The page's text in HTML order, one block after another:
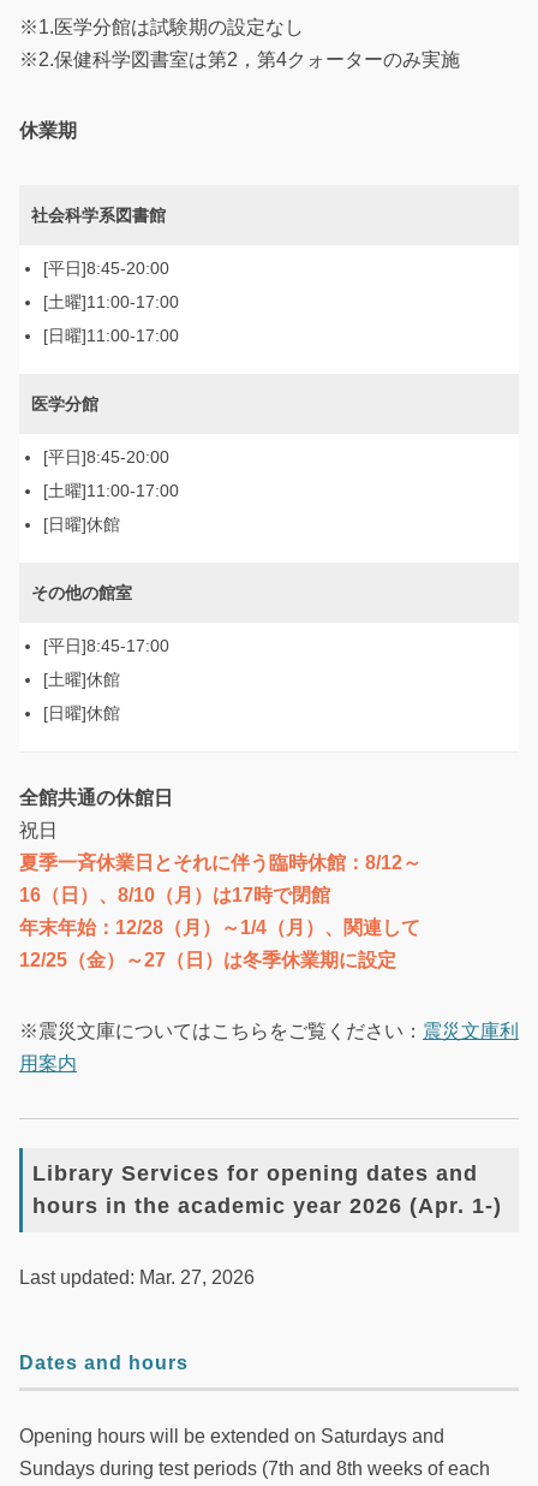
※1.医学分館は試験期の設定なし
※2.保健科学図書室は第2，第4クォーターのみ実施
休業期
社会科学系図書館
8:45-20:00
11:00-17:00
11:00-17:00
医学分館
8:45-20:00
11:00-17:00
休館
その他の館室
8:45-17:00
休館
休館
全館共通の休館日
祝日
夏季一斉休業日とそれに伴う臨時休館：8/12～
16（日）、8/10（月）は17時で閉館
年末年始：12/28（月）～1/4（月）、関連して
12/25（金）～27（日）は冬季休業期に設定
※震災文庫についてはこちらをご覧ください： 震災文庫利
用案内
Library Services for opening dates and
hours in the academic year 2026 (Apr. 1-)
Last updated: Mar. 27, 2026
Dates and hours
Opening hours will be extended on Saturdays and
Sundays during test periods (7th and 8th weeks of each